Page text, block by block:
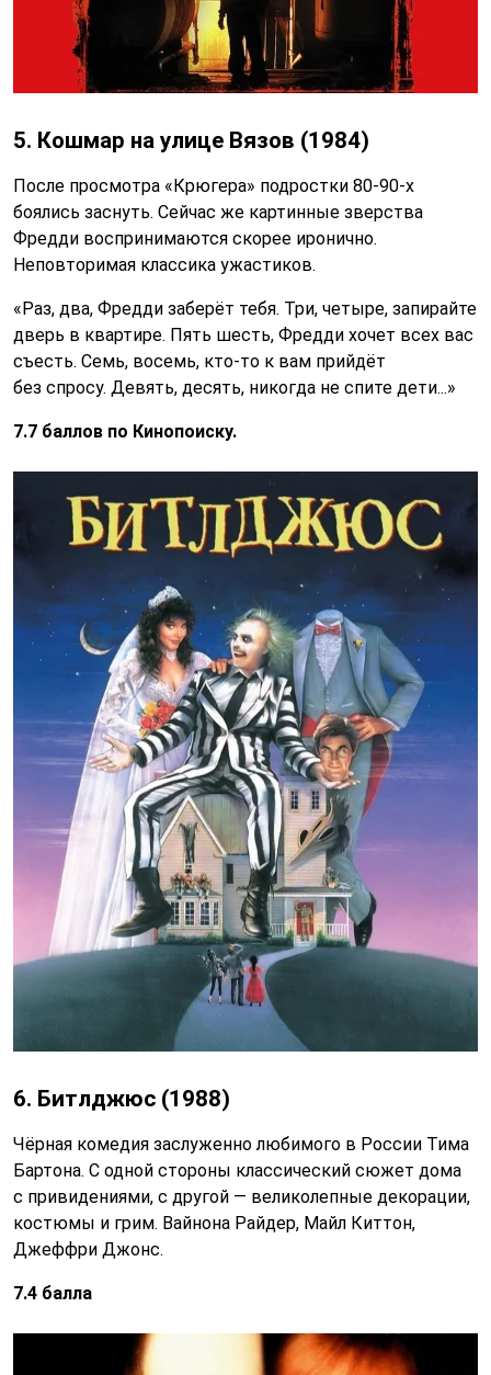
5. Кошмар на улице Вязов (1984)
После просмотра «Крюгера» подростки 80-90-х
боялись заснуть. Сейчас же картинные зверства
Фредди воспринимаются скорее иронично.
Неповторимая классика ужастиков.
«Раз, два, Фредди заберёт тебя. Три, четыре, запирайте
дверь в квартире. Пять шесть, Фредди хочет всех вас
съесть. Семь, восемь, кто-то к вам прийдёт
без спросу. Девять, десять, никогда не спите дети...»
7.7 баллов по Кинопоиску.
6. Битлджюс (1988)
Чёрная комедия заслуженно любимого в России Тима
Бартона. С одной стороны классический сюжет дома
с привидениями, с другой — великолепные декорации,
костюмы и грим. Вайнона Райдер, Майл Киттон,
Джеффри Джонс.
7.4 балла